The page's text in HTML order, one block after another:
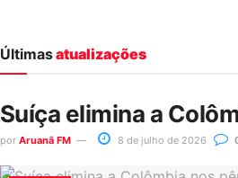
Últimasatualizações
Suíça elimina a
por Aruanã FM 8 de julho de 2026